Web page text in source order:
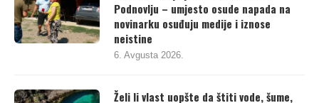
Vlast u Doboju još više muti vodu u
Podnovlju – umjesto osude napada na
novinarku osuđuju medije i iznose
neistine